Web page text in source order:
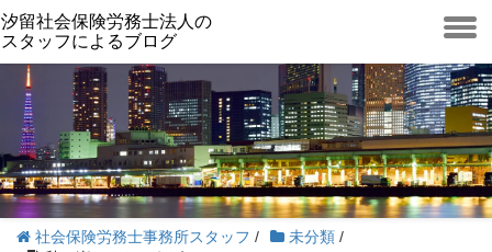
toggle
menu
汐留社会保険労務士法人の
スタッフによるブログ
社会保険労務士事務所スタッフ / 未分類 /